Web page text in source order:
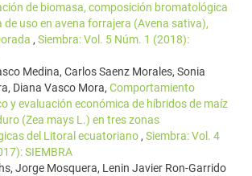
de biomasa, composición bromatológica
de uso en avena forrajera (Avena sativa),
, Siembra: Vol. 5 Núm. 1 (2018):
Medina, Carlos Saenz Morales, Sonia
Diana Vasco Mora, Comportamiento
y evaluación económica de híbridos de maíz
(Zea mays L.) en tres zonas
del Litoral ecuatoriano, Siembra: Vol. 4
SIEMBRA
Jorge Mosquera, Lenin Javier Ron-Garrido